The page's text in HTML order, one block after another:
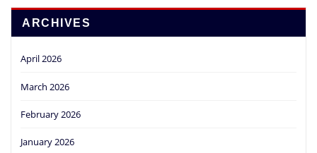
ARCHIVES
April 2026
March 2026
February 2026
January 2026